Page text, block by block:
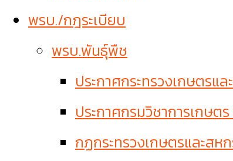
พรบ./กฎระเบียบ
พรบ.พันธุ์พืช
ประกาศกระทรวงเกษตร
ประกาศกรมวิชาการเกษ
กฏกระทรวงเกษตรและส